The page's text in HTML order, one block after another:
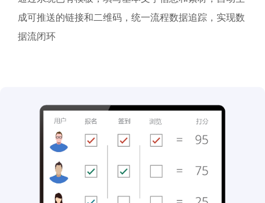
成可推送的链接和二维码，统一流程数据追踪，实现数
据流闭环